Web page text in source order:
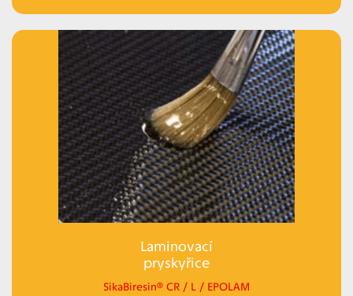
Laminovací
pryskyřice
SikaBiresin® CR / L / EPOLAM